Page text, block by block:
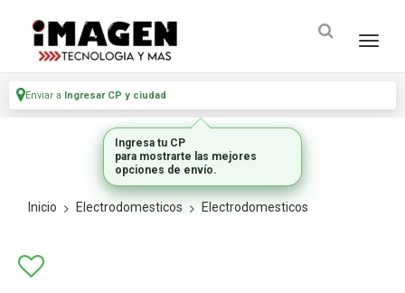
Enviar a Ingresar CP y ciudad
Inicio Electrodomesticos Electrodomesticos
Ingresa tu CP
para mostrarte las mejores
opciones de envío.